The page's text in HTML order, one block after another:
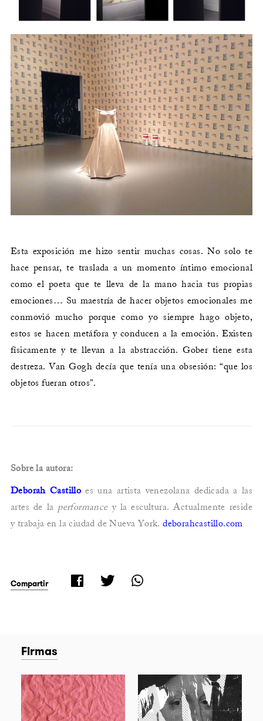
Esta exposición me hizo sentir muchas cosas. No solo te
hace pensar, te traslada a un momento íntimo emocional
como el poeta que te lleva de la mano hacia tus propias
emociones… Su maestría de hacer objetos emocionales me
conmovió mucho porque como yo siempre hago objeto,
estos se hacen metáfora y conducen a la emoción. Existen
físicamente y te llevan a la abstracción. Gober tiene esta
destreza. Van Gogh decía que tenía una obsesión: “que los
objetos fueran otros”.
Sobre la autora:
Deborah Castillo es una artista venezolana dedicada a las
artes de la performancey la escultura. Actualmente reside
y trabaja en la ciudad de Nueva York. deborahcastillo.com
Compartir
Firmas